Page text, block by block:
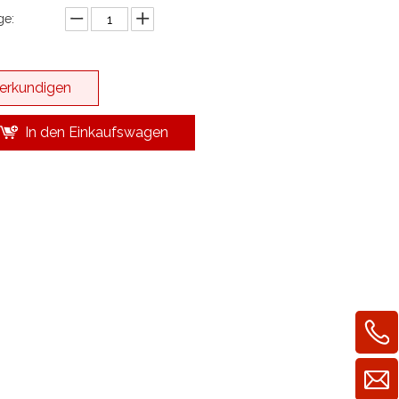
erkundigen
In den Einkaufswagen